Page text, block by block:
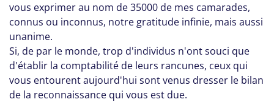
vous exprimer au nom de 35000 de mes camarades,
connus ou inconnus, notre gratitude infinie, mais aussi
unanime.
Si, de par le monde, trop d'individus n'ont souci que
d'établir la comptabilité de leurs rancunes, ceux qui
vous entourent aujourd'hui sont venus dresser le bilan
de la reconnaissance qui vous est due.